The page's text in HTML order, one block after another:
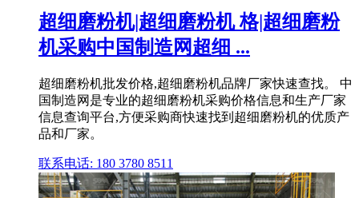
超细磨粉机|超细磨粉机 格|超细磨粉
机采购中国制造网超细 ...
超细磨粉机批发价格,超细磨粉机品牌厂家快速查找。 中
国制造网是专业的超细磨粉机采购价格信息和生产厂家
信息查询平台,方便采购商快速找到超细磨粉机的优质产
品和厂家。
联系电话: 180 3780 8511